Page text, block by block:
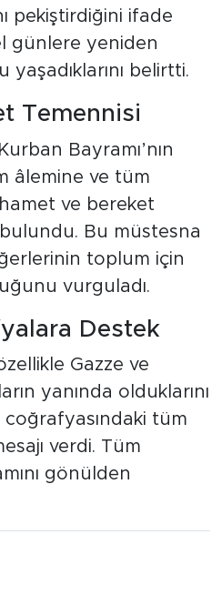
pekiştirdiğini ifade
günlere yeniden
belirtti.
Temennisi
Bayramı’nın
âlemine ve tüm
ve bereket
Bu müstesna
toplum için
vurguladı.
Destek
Gazze ve
yanında olduklarını
tüm
verdi. Tüm
gönülden